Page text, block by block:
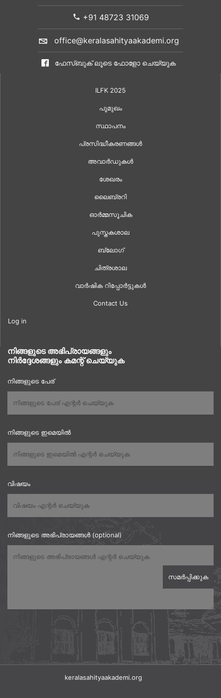
+91 48723 31069
office@keralasahityaakademi.org
ഫേസ്ബുക് ലൂടെ ഫോളോ ചെയ്യുക
ILFK 2025
പൂമുഖം
സ്ഥാപനം
പ്രസിദ്ധീകരണങ്ങൾ
അവാർഡുകൾ
ശേഖരം
ലൈബ്രറി
ഓർമ്മസൂചിക
പുസ്തകശാല
ബ്ലോഗ്
ചിത്രശാല
വാർഷിക റിപ്പോർട്ടുകൾ
Contact Us
Log in
നിങ്ങളുടെ അഭിപ്രായങ്ങളും
നിർദ്ദേശങ്ങളും കമന്റ് ചെയ്യുക
നിങ്ങളുടെ പേര്
നിങ്ങളുടെ ഇമെയിൽ
വിഷയം
നിങ്ങളുടെ അഭിപ്രായങ്ങൾ (optional)
keralasahityaakademi.org